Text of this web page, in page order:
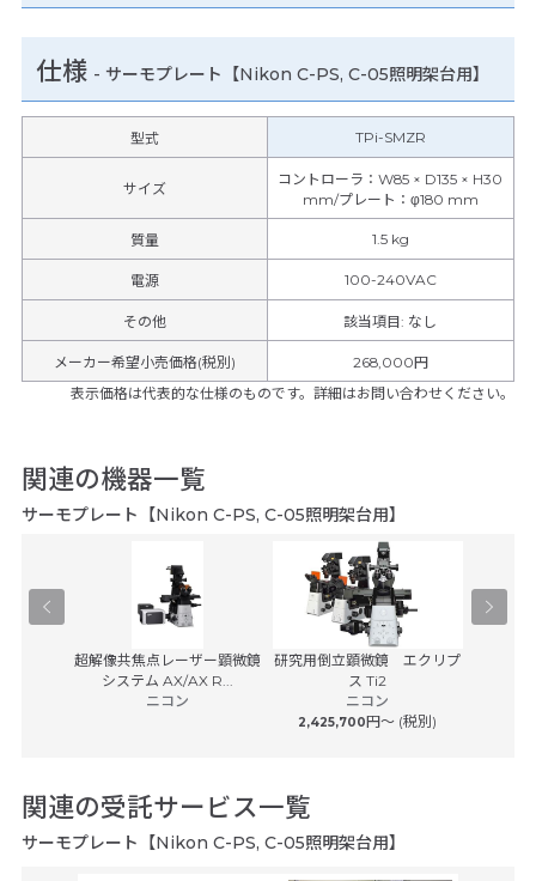
仕様 - サーモプレート【Nikon C-PS, C-05照明架台用】
型式 TPi-SMZR
サイズ
コントローラ：W85 × D135 × H30
mm/プレート：φ180 mm
質量 1.5 kg
電源 100-240VAC
その他 該当項目: なし
メーカー希望小売価格(税別)
268,000円
表示価格は代表的な仕様のものです。詳細はお問い合わせください。
関連の機器一覧
サーモプレート【Nikon C-PS, C-05照明架台用】
超解像共焦点レーザー顕微鏡
システム AX/AX R...
ニコン
研究用倒立顕微鏡 エクリプ
ス Ti2
ニコン
2,425,700円〜 (税別)
関連の受託サービス一覧
サーモプレート【Nikon C-PS, C-05照明架台用】